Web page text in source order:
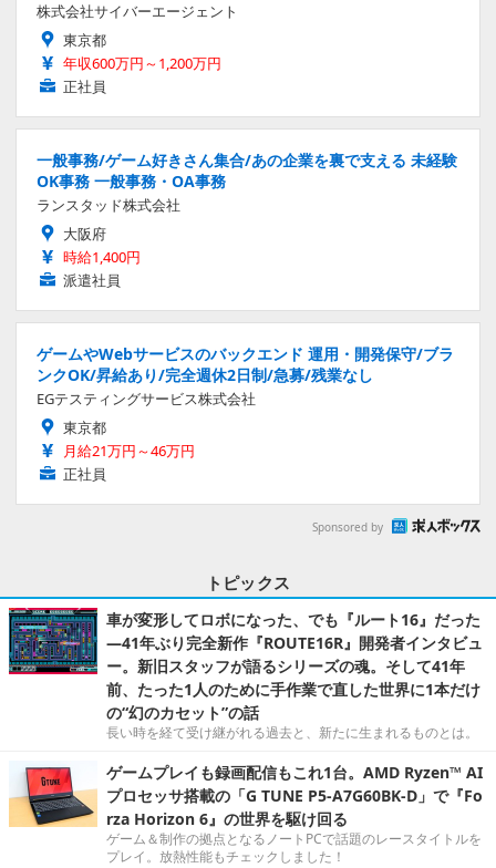
株式会社サイバーエージェント
東京都
年収600万円～1,200万円
正社員
一般事務/ゲーム好きさん集合/あの企業を裏で支える 未経験
OK事務 一般事務・OA事務
ランスタッド株式会社
大阪府
時給1,400円
派遣社員
ゲームやWebサービスのバックエンド 運用・開発保守/ブラ
ンクOK/昇給あり/完全週休2日制/急募/残業なし
EGテスティングサービス株式会社
東京都
月給21万円～46万円
正社員
Sponsored by
トピックス
車が変形してロボになった、でも『ルート16』だった
―41年ぶり完全新作『ROUTE16R』開発者インタビュ
ー。新旧スタッフが語るシリーズの魂。そして41年
前、たった1人のために手作業で直した世界に1本だけ
の“幻のカセット”の話
長い時を経て受け継がれる過去と、新たに生まれるものとは。
ゲームプレイも録画配信もこれ1台。AMD Ryzen™ AI
プロセッサ搭載の「G TUNE P5-A7G60BK-D」で『Fo
rza Horizon 6』の世界を駆け回る
ゲーム＆制作の拠点となるノートPCで話題のレースタイトルを
プレイ。放熱性能もチェックしました！